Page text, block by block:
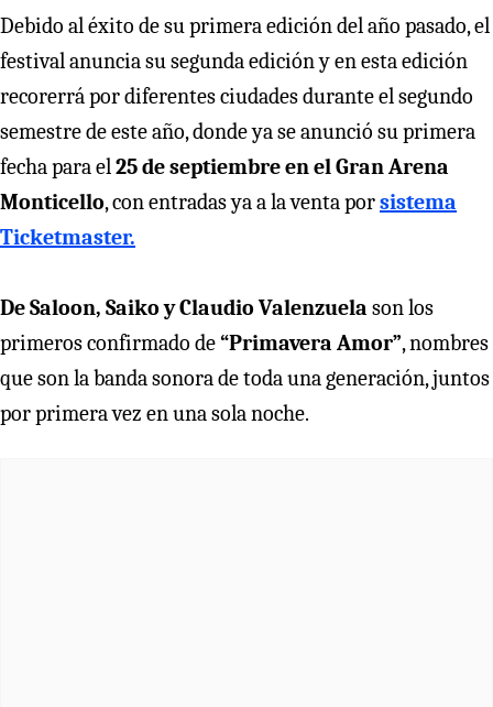
Debido al éxito de su primera edición del año pasado, el
festival anuncia su segunda edición y en esta edición
recorerrá por diferentes ciudades durante el segundo
semestre de este año, donde ya se anunció su primera
fecha para el25 de septiembre en el Gran Arena
Monticello, con entradas ya a la venta porsistema
Ticketmaster.
De Saloon, Saiko y Claudio Valenzuela son los
primeros confirmado de“Primavera Amor”, nombres
que son la banda sonora de toda una generación, juntos
por primera vez en una sola noche.